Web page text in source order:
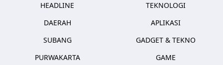
HEADLINE
DAERAH
SUBANG
PURWAKARTA
TEKNOLOGI
APLIKASI
GADGET & TEKNO
GAME